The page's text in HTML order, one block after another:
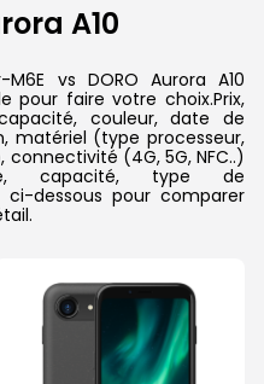
A10
M6E vs DORO Aurora A10
pour faire votre choix.Prix,
couleur, date de
matériel (type processeur,
(4G, 5G, NFC..)
capacité, type de
dessous pour comparer